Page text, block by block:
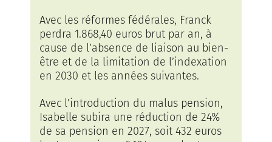
Avec les réformes fédérales, Franck
perdra 1.868,40 euros brut par an, à
cause de l’absence de liaison au bien-
être et de la limitation de l’indexation
en 2030 et les années suivantes.
Avec l’introduction du malus pension,
Isabelle subira une réduction de 24%
de sa pension en 2027, soit 432 euros